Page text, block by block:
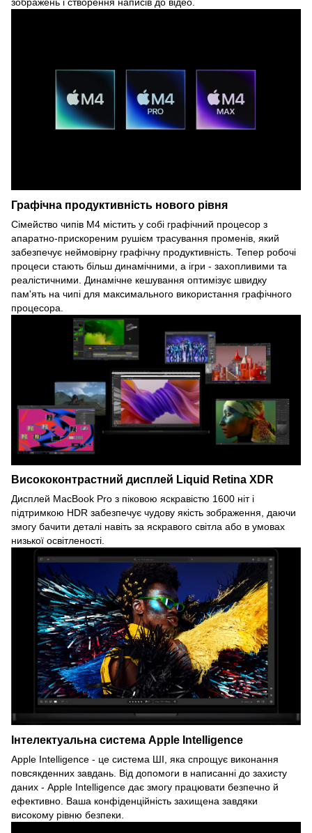
Графічна продуктивність нового рівня
Сімейство чипів M4 містить у собі графічний процесор з
апаратно-прискореним рушієм трасування променів, який
забезпечує неймовірну графічну продуктивність. Тепер робочі
процеси стають більш динамічними, а ігри - захопливими та
реалістичними. Динамічне кешування оптимізує швидку
пам'ять на чипі для максимального використання графічного
процесора.
Висококонтрастний дисплей Liquid Retina XDR
Дисплей MacBook Pro з піковою яскравістю 1600 ніт і
підтримкою HDR забезпечує чудову якість зображення, даючи
змогу бачити деталі навіть за яскравого світла або в умовах
низької освітленості.
Інтелектуальна система Apple Intelligence
Apple Intelligence - це система ШІ, яка спрощує виконання
повсякденних завдань. Від допомоги в написанні до захисту
даних - Apple Intelligence дає змогу працювати безпечно й
ефективно. Ваша конфіденційність захищена завдяки
високому рівню безпеки.